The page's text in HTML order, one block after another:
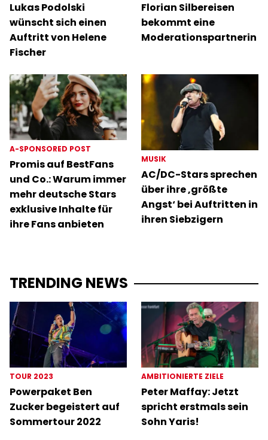
Lukas Podolski
wünscht sich einen
Auftritt von Helene
Fischer
Florian Silbereisen
bekommt eine
Moderationspartnerin
A-SPONSORED POST
Promis auf BestFans
und Co.: Warum immer
mehr deutsche Stars
exklusive Inhalte für
ihre Fans anbieten
MUSIK
AC/DC-Stars sprechen
über ihre ‚größte
Angst‘ bei Auftritten in
ihren Siebzigern
TRENDING NEWS
TOUR 2023
Powerpaket Ben
Zucker begeistert auf
Sommertour 2022
AMBITIONIERTE ZIELE
Peter Maffay: Jetzt
spricht erstmals sein
Sohn Yaris!